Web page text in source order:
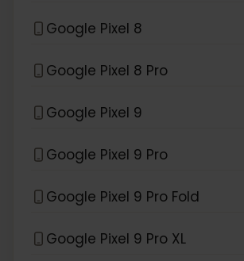
Google Pixel 8
Google Pixel 8 Pro
Google Pixel 9
Google Pixel 9 Pro
Google Pixel 9 Pro Fold
Google Pixel 9 Pro XL